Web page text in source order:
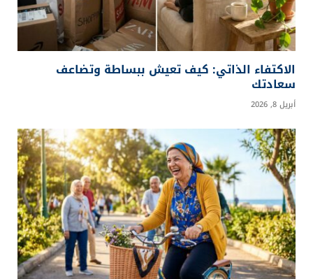
الاكتفاء الذاتي: كيف تعيش ببساطة وتضاعف
سعادتك
أبريل 8, 2026